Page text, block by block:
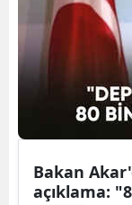
Bakan
açıklama: